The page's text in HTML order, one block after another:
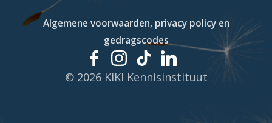
Algemene voorwaarden, privacy policy en
gedragscodes
© 2026 KIKI Kennisinstituut